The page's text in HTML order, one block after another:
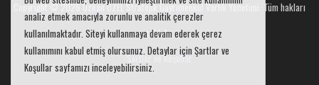
Copyright © 2026 Özkan ÖZEL Stratejik Gayrimenkul Varlık Yönetimi. Tüm hakları
saklıdır.
Şartlar ve Koşullar
analiz etmek amacıyla zorunlu ve analitik çerezler
kullanılmaktadır. Siteyi kullanmaya devam ederek çerez
kullanımını kabul etmiş olursunuz. Detaylar için Şartlar ve
Koşullar sayfamızı inceleyebilirsiniz.